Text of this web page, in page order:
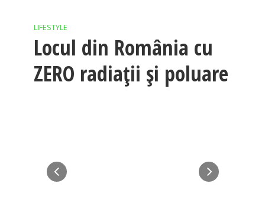
LIFESTYLE
Locul din România cu
ZERO radiaţii şi poluare